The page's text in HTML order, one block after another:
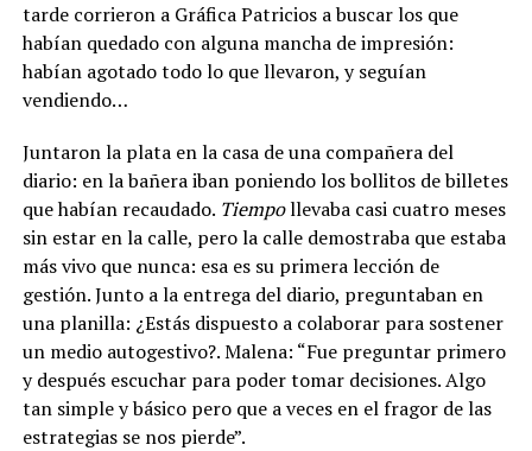
tarde corrieron a Gráfica Patricios a buscar los que
habían quedado con alguna mancha de impresión:
habían agotado todo lo que llevaron, y seguían
vendiendo…
Juntaron la plata en la casa de una compañera del
diario: en la bañera iban poniendo los bollitos de billetes
que habían recaudado. Tiempollevaba casi cuatro meses
sin estar en la calle, pero la calle demostraba que estaba
más vivo que nunca: esa es su primera lección de
gestión. Junto a la entrega del diario, preguntaban en
una planilla: ¿Estás dispuesto a colaborar para sostener
un medio autogestivo?. Malena: “Fue preguntar primero
y después escuchar para poder tomar decisiones. Algo
tan simple y básico pero que a veces en el fragor de las
estrategias se nos pierde”.